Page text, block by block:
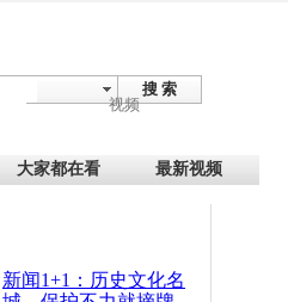
搜 索
视频
大家都在看 最新视频
新闻1+1：历史文化名